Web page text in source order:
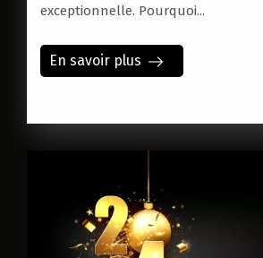
exceptionnelle. Pourquoi...
En savoir plus